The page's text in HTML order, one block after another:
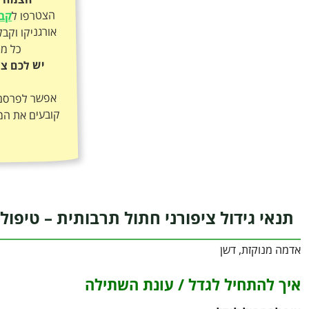
הצטרפו ל
כל
יש לכם
אפשר
קובעים את
תנאי גידול ציפורני חתול תרבותית –
אדמה מנוקזת, דשן
איך להתחיל לגדל / עונת השתילה